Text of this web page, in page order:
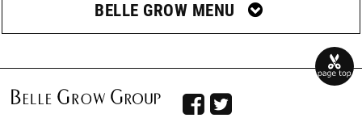
BELLE GROW MENU
 